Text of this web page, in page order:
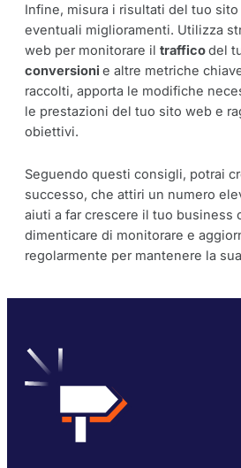
Infine, misura i risultati del tuo
eventuali miglioramenti. Utilizza
web per monitorare il trafficodel
conversioni e altre metriche
raccolti, apporta le modifiche
le prestazioni del tuo sito web e
obiettivi.
Seguendo questi consigli, potrai
successo, che attiri un numero
aiuti a far crescere il tuo business
dimenticare di monitorare e
regolarmente per mantenere la